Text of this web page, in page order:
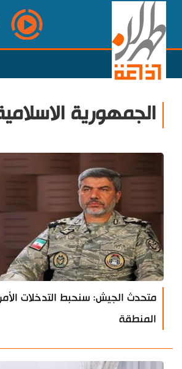
الجمهورية الاسلامية
متحدث الجيش: سنحبط التدخلات
المنطقة